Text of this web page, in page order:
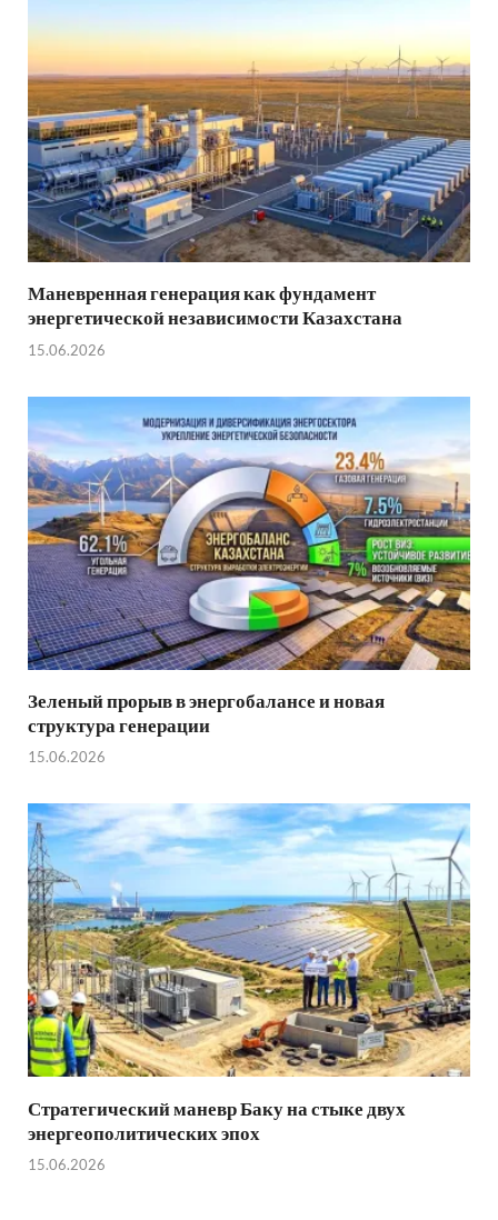
Маневренная генерация как фундамент
энергетической независимости Казахстана
15.06.2026
Зеленый прорыв в энергобалансе и новая
структура генерации
15.06.2026
Стратегический маневр Баку на стыке двух
энергеополитических эпох
15.06.2026